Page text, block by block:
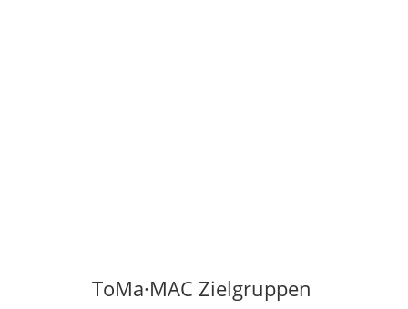
ToMa·MAC Zielgruppen